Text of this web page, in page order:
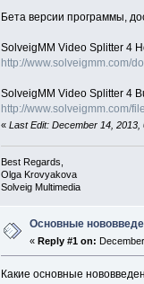
Бета версии программы,
SolveigMM Video Splitter 4
http://www.solveigmm.com/
SolveigMM Video Splitter 4
http://www.solveigmm.com/
« Last Edit: December 14,
Best Regards,
Olga Krovyakova
Solveig Multimedia
Основные
« Reply #1 on:
Какие основные